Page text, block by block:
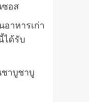
ซอส
อาหารเก่า
ได้รับ
ชาบูชาบู